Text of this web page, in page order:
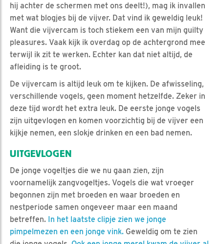
hij achter de schermen met ons deelt!), mag ik invallen
met wat blogjes bij de vijver. Dat vind ik geweldig leuk!
Want die vijvercam is toch stiekem een van mijn guilty
pleasures. Vaak kijk ik overdag op de achtergrond mee
terwijl ik zit te werken. Echter kan dat niet altijd, de
afleiding is te groot.
De vijvercam is altijd leuk om te kijken. De afwisseling,
verschillende vogels, geen moment hetzelfde. Zeker in
deze tijd wordt het extra leuk. De eerste jonge vogels
zijn uitgevlogen en komen voorzichtig bij de vijver een
kijkje nemen, een slokje drinken en een bad nemen.
UITGEVLOGEN
De jonge vogeltjes die we nu gaan zien, zijn
voornamelijk zangvogeltjes. Vogels die wat vroeger
begonnen zijn met broeden en waar broeden en
nestperiode samen ongeveer maar een maand
betreffen. In het laatste clipje zien we jonge
pimpelmezen en een jonge vink. Geweldig om te zien